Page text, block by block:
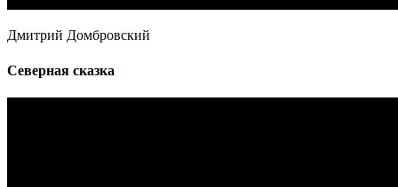
Дмитрий Домбровский
Северная сказка